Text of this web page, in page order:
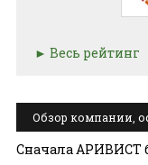
Весь рейтинг
Обзор компании,
груп
Сначала АРИВИСТ